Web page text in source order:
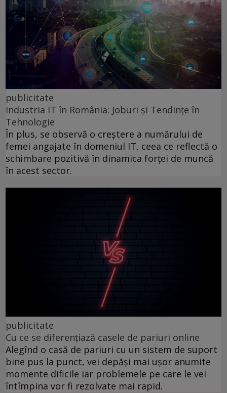
publicitate
Industria IT în România: Joburi și Tendințe în
Tehnologie
În plus, se observă o creștere a numărului de
femei angajate în domeniul IT, ceea ce reflectă o
schimbare pozitivă în dinamica forței de muncă
în acest sector.
publicitate
Cu ce se diferențiază casele de pariuri online
Alegînd o casă de pariuri cu un sistem de suport
bine pus la punct, vei depăși mai ușor anumite
momente dificile iar problemele pe care le vei
întîmpina vor fi rezolvate mai rapid.